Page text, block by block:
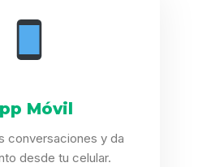
Móvil
conversaciones y da
desde tu celular.